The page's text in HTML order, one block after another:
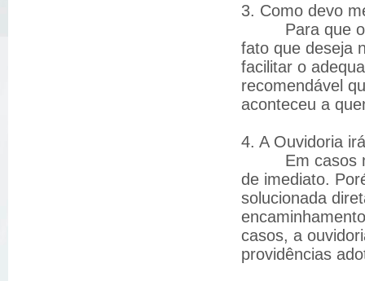
3. Como devo
Para que o
fato que deseja
facilitar o
recomendável
aconteceu a
4. A Ouvidoria
Em casos
de imediato.
solucionada
casos, a
providências